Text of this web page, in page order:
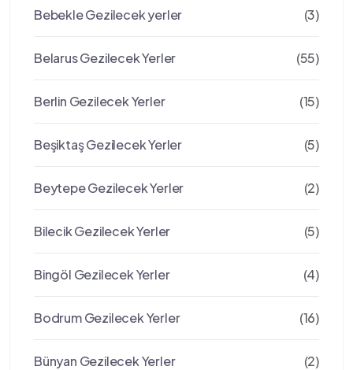
Bebekle Gezilecek yerler (3)
Belarus Gezilecek Yerler (55)
Berlin Gezilecek Yerler (15)
Beşiktaş Gezilecek Yerler (5)
Beytepe Gezilecek Yerler (2)
Bilecik Gezilecek Yerler (5)
Bingöl Gezilecek Yerler (4)
Bodrum Gezilecek Yerler (16)
Bünyan Gezilecek Yerler (2)